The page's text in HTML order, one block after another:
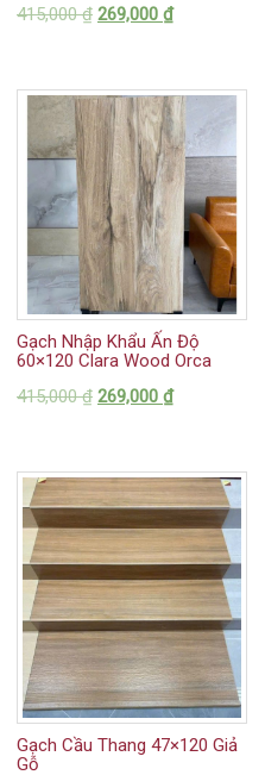
415,000₫ 269,000 ₫
Gạch Nhập Khẩu Ấn Độ
60×120 Clara Wood Orca
415,000₫ 269,000 ₫
Gạch Cầu Thang 47×120 Giả
Gỗ